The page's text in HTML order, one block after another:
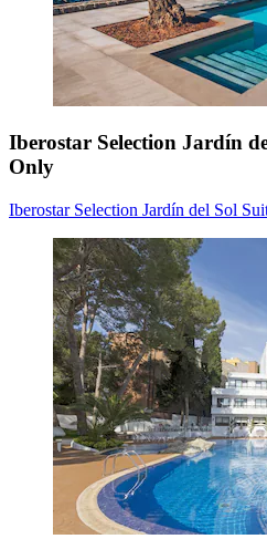
Iberostar Selection Jardín
Only
Iberostar Selection Jardín del Sol